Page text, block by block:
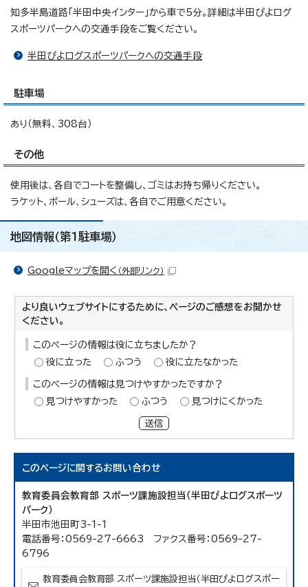
知多半島道路「半田中央インター」から車で5分。詳細は半田ぴよログ
スポーツパークへの交通手段をご覧ください。
半田ぴよログスポーツパークへの交通手段
駐車場
あり（無料、308台）
その他
使用後は、各自でコートを整備し、ゴミはお持ち帰りください。
ラケット、ボール、シューズは、各自でご用意ください。
地図情報（第1駐車場）
Googleマップを開く （外部リンク）
より良いウェブサイトにするために、ページのご感想をお聞かせ
ください。
このページの情報は役に立ちましたか？
役に立った
ふつう 役に立たなかった
このページの情報は見つけやすかったですか？
見つけやすかった
ふつう 見つけにくかった
送信
このページに関するお問い合わせ
教育委員会教育部 スポーツ課施設担当（半田ぴよログスポーツ
パーク）
半田市池田町3-1-1
電話番号：0569-27-6663 ファクス番号：0569-27-
6796
教育委員会教育部 スポーツ課施設担当（半田ぴよログスポー